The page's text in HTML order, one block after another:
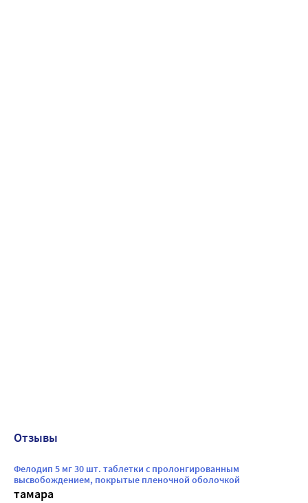
Отзывы
Фелодип 5 мг 30 шт. таблетки с пролонгированным
высвобождением, покрытые пленочной оболочкой
тамара